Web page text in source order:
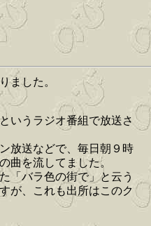
ました。
いうラジオ番組で放送さ
放送などで、毎日朝９時
曲を流してました。
「バラ色の街で」と云う
が、これも出所はこのク